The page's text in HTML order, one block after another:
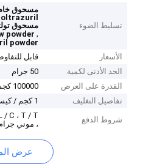
تسليط الضوء
مسحوق
,
powder
powder
الأسعار
قابل
الحد الأدنى لكمية
50 جرام
القدرة على العرض
100000 كجم شهريا
تفاصيل التغليف
1 كجم / كيس
شروط الدفع
، موني
عرض